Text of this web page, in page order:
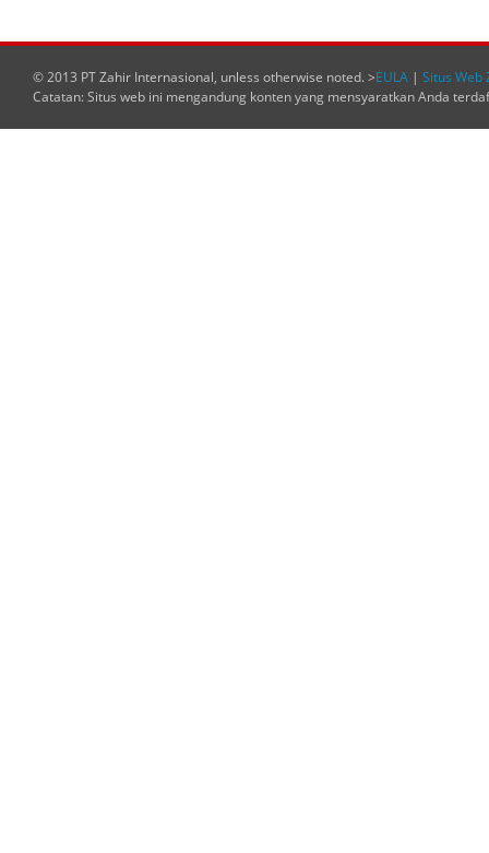
© 2013 PT Zahir Internasional, unless otherwise noted. >EULA | Situs Web
Catatan: Situs web ini mengandung konten yang mensyaratkan Anda